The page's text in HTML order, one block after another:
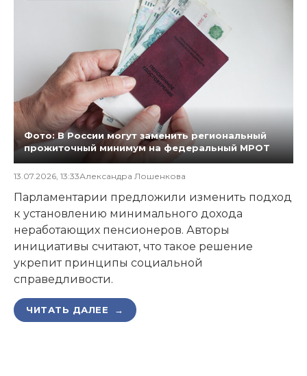
Фото: В России могут заменить региональный
прожиточный минимум на федеральный МРОТ
13.07.2026, 13:33Александра Лошенкова
Парламентарии предложили изменить подход
к установлению минимального дохода
неработающих пенсионеров. Авторы
инициативы считают, что такое решение
укрепит принципы социальной
справедливости.
ЧИТАТЬ ДАЛЕЕ →